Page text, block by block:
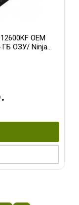
OEM
ГБ ОЗУ/ Ninja
DP HDMI 2/